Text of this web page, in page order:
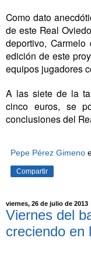
Como dato
de este Real
deportivo,
edición de este
equipos jugadores
A las siete de la
cinco euros, se
conclusiones del
Pepe Pérez Gimeno
Compartir
viernes, 26 de julio de 2013
Viernes del
creciendo en